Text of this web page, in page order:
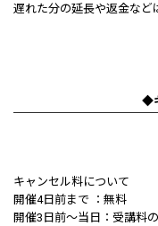
遅れた分の延長や返金など
◆
キャンセル料について
開催4日前まで ：無料
開催3日前〜当日：受講料